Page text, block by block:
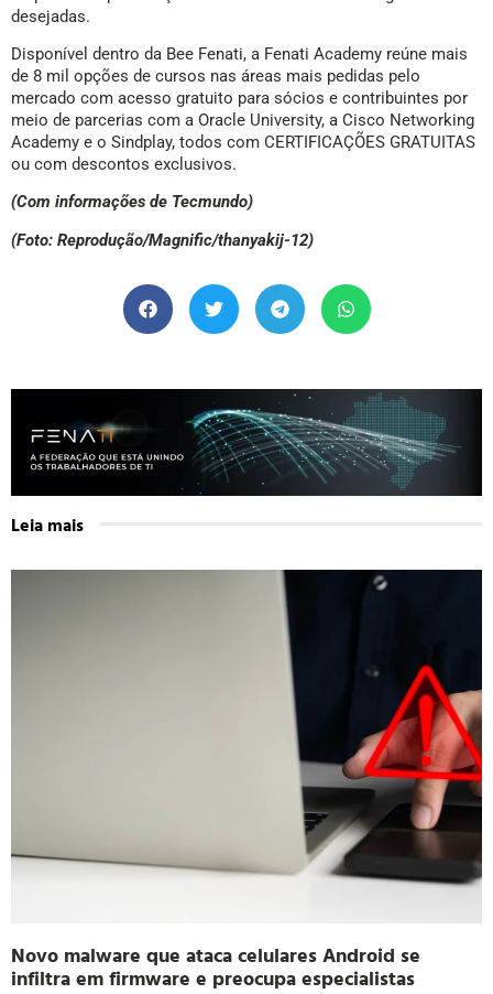
desejadas.
Disponível dentro da Bee Fenati, a Fenati Academy reúne mais
de 8 mil opções de cursos nas áreas mais pedidas pelo
mercado com acesso gratuito para sócios e contribuintes por
meio de parcerias com a Oracle University, a Cisco Networking
Academy e o Sindplay, todos com CERTIFICAÇÕES GRATUITAS
ou com descontos exclusivos.
(Com informações de Tecmundo)
(Foto: Reprodução/Magnific/thanyakij-12)
Leia mais
Novo malware que ataca celulares Android se
infiltra em firmware e preocupa especialistas